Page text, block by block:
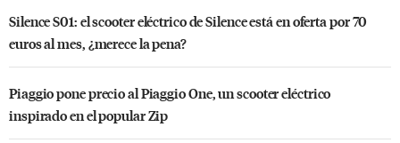
Silence S01: el scooter eléctrico de Silence está en oferta por 70
euros al mes, ¿merece la pena?
Piaggio pone precio al Piaggio One, un scooter eléctrico
inspirado en el popular Zip